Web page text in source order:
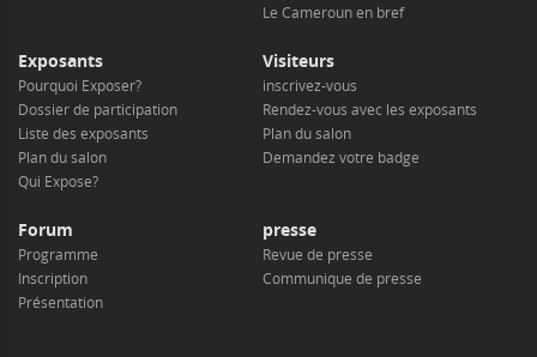
Le Cameroun en bref
Exposants
Qui Expose?
Pourquoi Exposer?
Dossier de participation
Liste des exposants
Plan du salon
Visiteurs
Demandez votre badge
inscrivez-vous
Rendez-vous avec les exposants
Plan du salon
Forum
Présentation
Programme
Inscription
presse
Communique de presse
Revue de presse